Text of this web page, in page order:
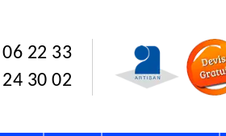
22 33
30 02